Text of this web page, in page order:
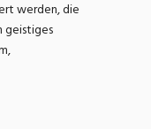
werden, die
geistiges